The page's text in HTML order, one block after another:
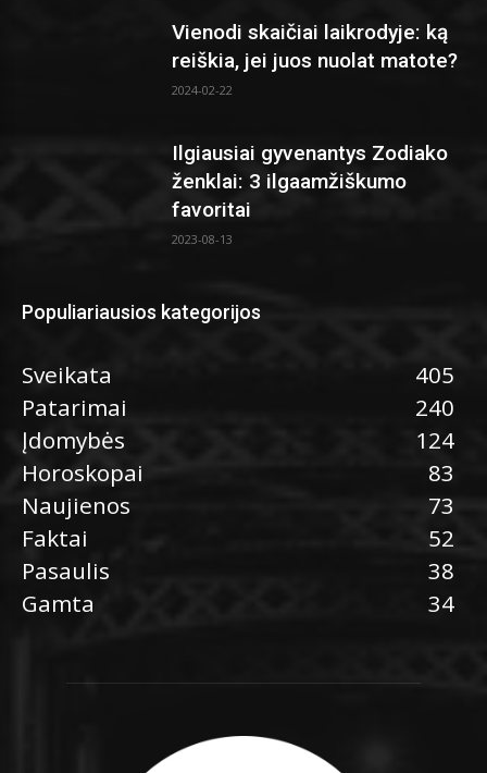
Vienodi skaičiai laikrodyje: ką
reiškia, jei juos nuolat matote?
2024-02-22
Ilgiausiai gyvenantys Zodiako
ženklai: 3 ilgaamžiškumo
favoritai
2023-08-13
Populiariausios kategorijos
Sveikata
405
Patarimai
240
Įdomybės
124
Horoskopai
83
Naujienos
73
Faktai
52
Pasaulis
38
Gamta
34